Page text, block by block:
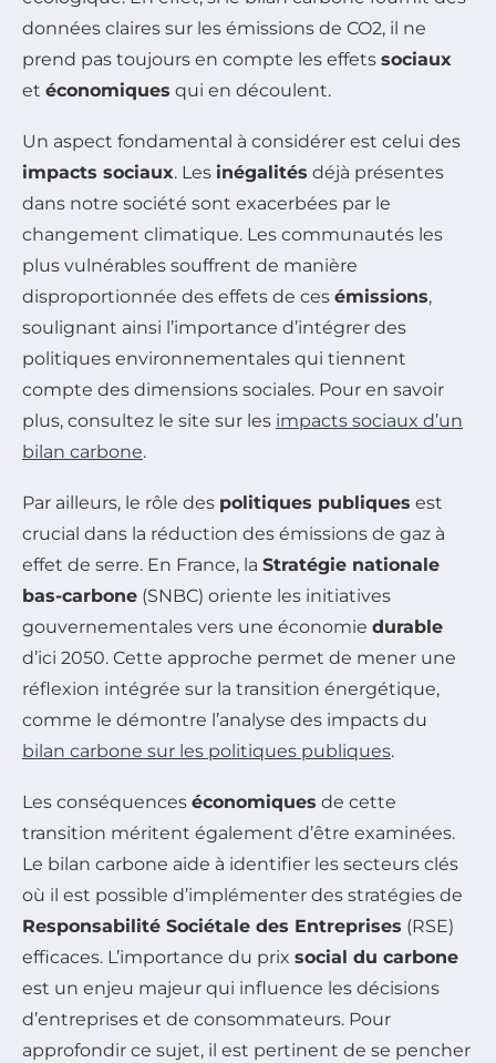
données claires sur les émissions de CO2, il ne
prend pas toujours en compte les effets sociaux
et économiques qui en découlent.
Un aspect fondamental à considérer est celui des
impacts sociaux. Les inégalités déjà présentes
dans notre société sont exacerbées par le
changement climatique. Les communautés les
plus vulnérables souffrent de manière
disproportionnée des effets de ces émissions,
soulignant ainsi l’importance d’intégrer des
politiques environnementales qui tiennent
compte des dimensions sociales. Pour en savoir
plus, consultez le site sur les impacts sociaux d’un
bilan carbone.
Par ailleurs, le rôle des politiques publiques est
crucial dans la réduction des émissions de gaz à
effet de serre. En France, la Stratégie nationale
bas-carbone (SNBC) oriente les initiatives
gouvernementales vers une économie durable
d’ici 2050. Cette approche permet de mener une
réflexion intégrée sur la transition énergétique,
comme le démontre l’analyse des impacts du
bilan carbone sur les politiques publiques.
Les conséquences économiques de cette
transition méritent également d’être examinées.
Le bilan carbone aide à identifier les secteurs clés
où il est possible d’implémenter des stratégies de
Responsabilité Sociétale des Entreprises (RSE)
efficaces. L’importance du prix social du carbone
est un enjeu majeur qui influence les décisions
d’entreprises et de consommateurs. Pour
approfondir ce sujet, il est pertinent de se pencher